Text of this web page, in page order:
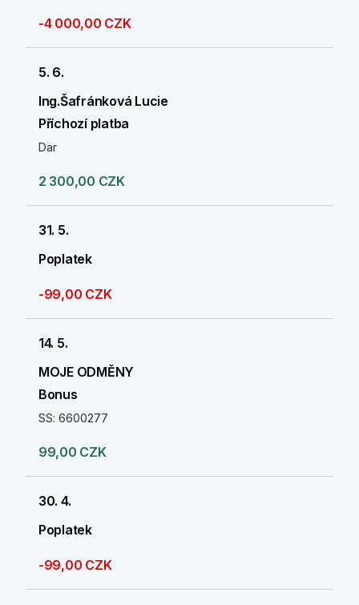
-4 000,00 CZK
5. 6.
Ing.Šafránková Lucie
Příchozí platba
Dar
2 300,00 CZK
31. 5.
Poplatek
-99,00 CZK
14. 5.
MOJE ODMĚNY
Bonus
SS: 6600277
99,00 CZK
30. 4.
Poplatek
-99,00 CZK